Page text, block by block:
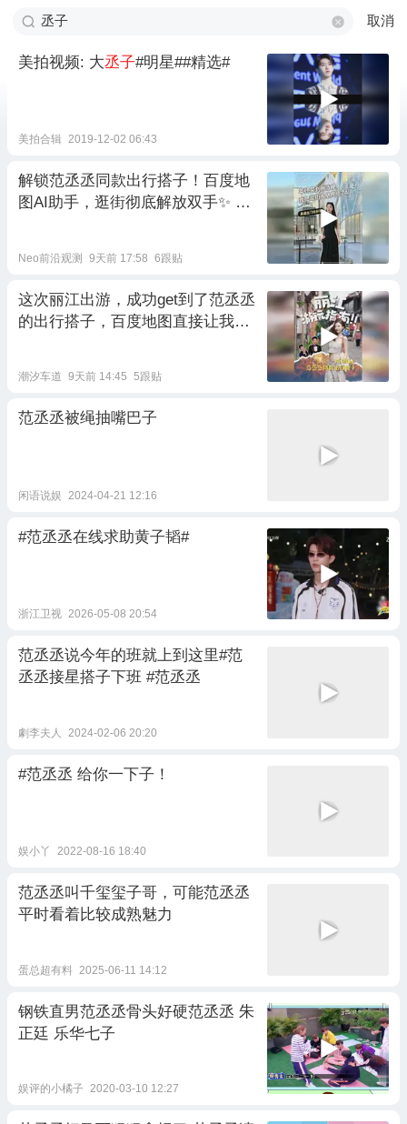
取消
美拍视频: 大丞子#明星##精选#
美拍合辑 2019-12-02 06:43
解锁范丞丞同款出行搭子！百度地
图AI助手，逛街彻底解放双手✨ #
Neo前沿观测 9天前 17:58 6跟贴
这次丽江出游，成功get到了范丞丞
的出行搭子，百度地图直接让我解
潮汐车道 9天前 14:45 5跟贴
范丞丞被绳抽嘴巴子
闲语说娱 2024-04-21 12:16
#范丞丞在线求助黄子韬#
浙江卫视 2026-05-08 20:54
范丞丞说今年的班就上到这里#范
丞丞接星搭子下班 #范丞丞
劇李夫人 2024-02-06 20:20
#范丞丞 给你一下子！
娱小丫 2022-08-16 18:40
范丞丞叫千玺玺子哥，可能范丞丞
平时看着比较成熟魅力
蛋总超有料 2025-06-11 14:12
钢铁直男范丞丞骨头好硬范丞丞 朱
正廷 乐华七子
娱评的小橘子 2020-03-10 12:27